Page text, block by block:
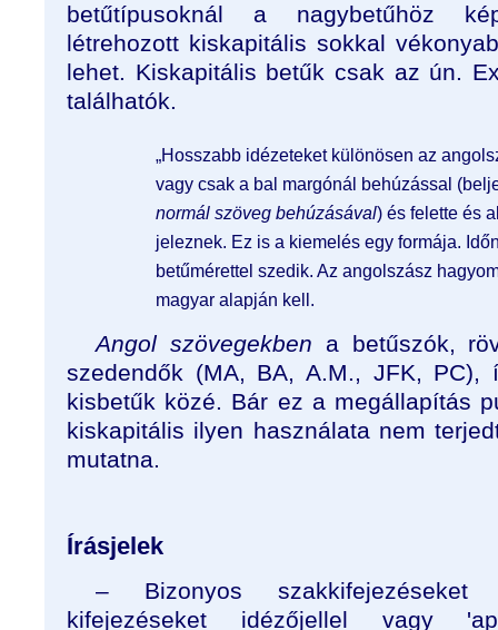
betűtípusoknál a nagybetűhöz
létrehozott kiskapitális sokkal
lehet. Kiskapitális betűk csak az ún.
találhatók.
„Hosszabb idézeteket különösen az
vagy csak a bal margónál behúzással
normál szöveg behúzásával) és felette és
jeleznek. Ez is a kiemelés egy formája.
betűmérettel szedik. Az angolszász
magyar alapján kell.
Angol szövegekben a betűszók,
szedendők (MA, BA, A.M., JFK, PC),
kisbetűk közé. Bár ez a megállapítás
kiskapitális ilyen használata nem
mutatna.
Írásjelek
– Bizonyos szakkifejezéseket
kifejezéseket idézőjellel vagy